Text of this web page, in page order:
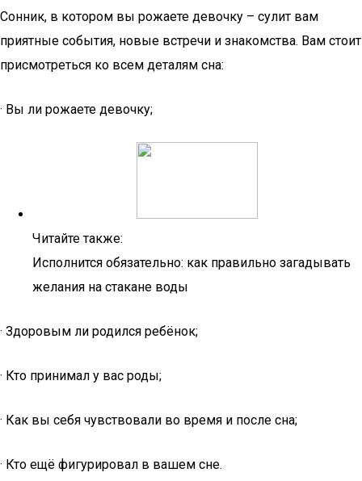
Сонник, в котором вы рожаете девочку – сулит вам
приятные события, новые встречи и знакомства. Вам стоит
присмотреться ко всем деталям сна:
· Вы ли рожаете девочку;
Читайте также:
Исполнится обязательно: как правильно загадывать
желания на стакане воды
· Здоровым ли родился ребёнок;
· Кто принимал у вас роды;
· Как вы себя чувствовали во время и после сна;
· Кто ещё фигурировал в вашем сне.